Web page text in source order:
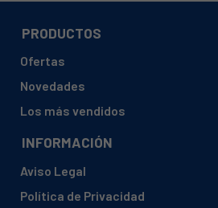
PRODUCTOS
Ofertas
Novedades
Los más vendidos
INFORMACIÓN
Aviso Legal
Política de Privacidad